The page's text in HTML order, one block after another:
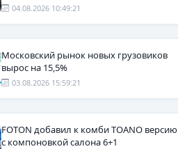
04.08.2026 10:49:21
Московский рынок новых грузовиков
вырос на 15,5%
03.08.2026 15:59:21
FOTON добавил к комби TOANO версию
с компоновкой салона 6+1